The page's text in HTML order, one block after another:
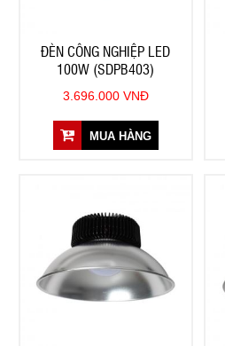
ĐÈN CÔNG NGHIỆP LED
100W (SDPB403)
3.696.000 VNĐ
MUA HÀNG